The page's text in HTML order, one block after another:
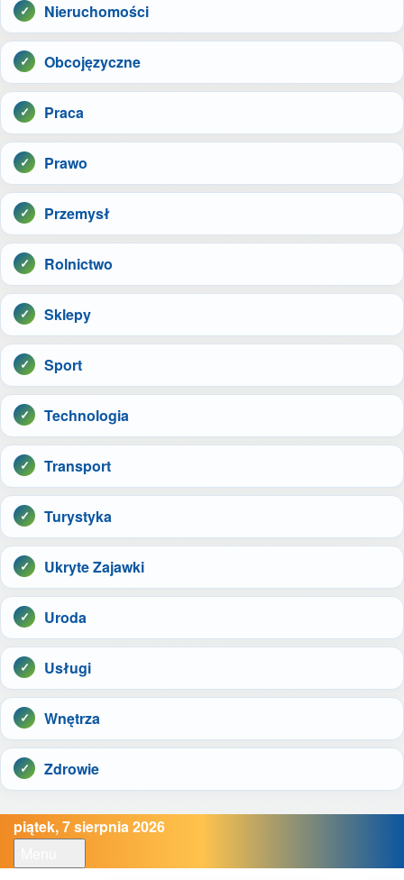
Nieruchomości
Obcojęzyczne
Praca
Prawo
Przemysł
Rolnictwo
Sklepy
Sport
Technologia
Transport
Turystyka
Ukryte Zajawki
Uroda
Usługi
Wnętrza
Zdrowie
piątek, 7 sierpnia 2026